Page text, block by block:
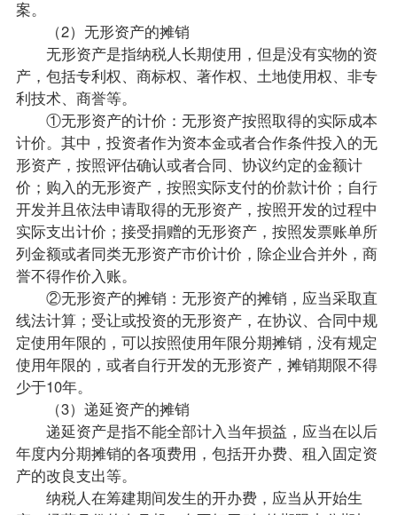
案。
（2）无形资产的摊销
无形资产是指纳税人长期使用，但是没有实物的资
产，包括专利权、商标权、著作权、土地使用权、非专
利技术、商誉等。
①无形资产的计价：无形资产按照取得的实际成本
计价。其中，投资者作为资本金或者合作条件投入的无
形资产，按照评估确认或者合同、协议约定的金额计
价；购入的无形资产，按照实际支付的价款计价；自行
开发并且依法申请取得的无形资产，按照开发的过程中
实际支出计价；接受捐赠的无形资产，按照发票账单所
列金额或者同类无形资产市价计价，除企业合并外，商
誉不得作价入账。
②无形资产的摊销：无形资产的摊销，应当采取直
线法计算；受让或投资的无形资产，在协议、合同中规
定使用年限的，可以按照使用年限分期摊销，没有规定
使用年限的，或者自行开发的无形资产，摊销期限不得
少于10年。
（3）递延资产的摊销
递延资产是指不能全部计入当年损益，应当在以后
年度内分期摊销的各项费用，包括开办费、租入固定资
产的改良支出等。
纳税人在筹建期间发生的开办费，应当从开始生